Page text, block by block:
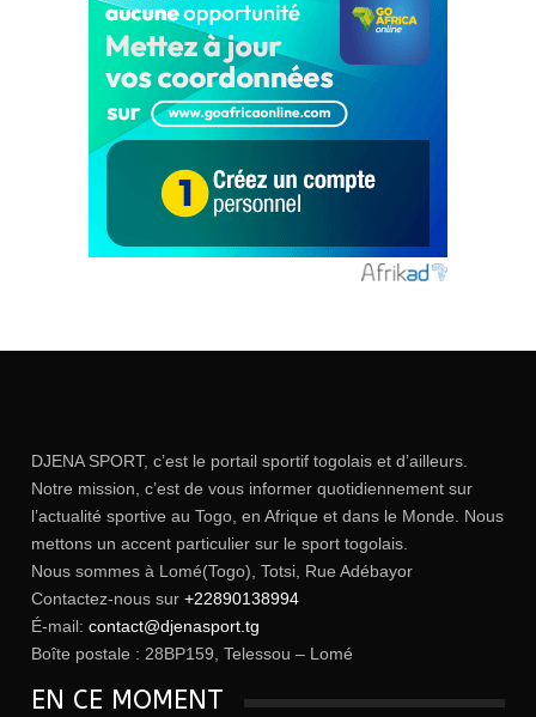
DJENA SPORT, c’est le portail sportif togolais et d’ailleurs.
Notre mission, c’est de vous informer quotidiennement sur
l’actualité sportive au Togo, en Afrique et dans le Monde. Nous
mettons un accent particulier sur le sport togolais.
Nous sommes à Lomé(Togo), Totsi, Rue Adébayor
Contactez-nous sur +22890138994
É-mail: contact@djenasport.tg
Boîte postale : 28BP159, Telessou – Lomé
EN CE MOMENT